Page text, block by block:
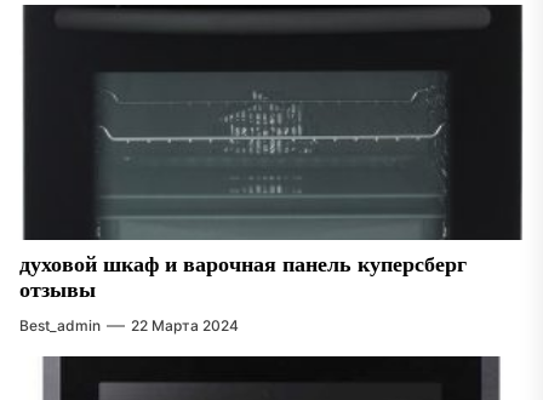
духовой шкаф и варочная панель куперсберг
отзывы
Best_admin 22 Марта 2024